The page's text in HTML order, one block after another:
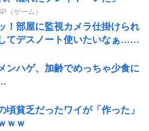
（ゲーム）
！部屋に監視カメラ仕掛けられ
てデスノート使いたいなぁ…せ
ンハゲ、加齢でめっちゃ少食に
頃貧乏だったワイが「作った」
ｗｗ